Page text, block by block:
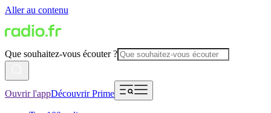
Aller au contenu
Que souhaitez-vous écouter ?
Ouvrir l'appDécouvrir Prime